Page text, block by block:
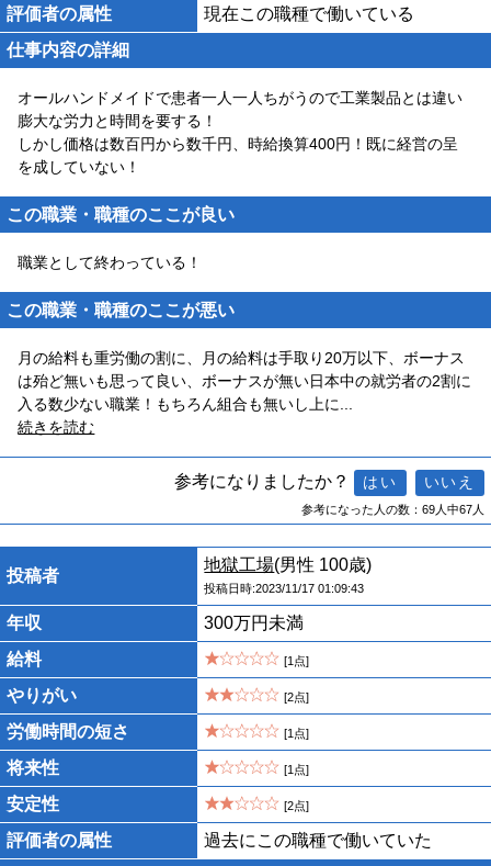
評価者の属性
現在この職種で働いている
仕事内容の詳細
オールハンドメイドで患者一人一人ちがうので工業製品とは違い
膨大な労力と時間を要する！
しかし価格は数百円から数千円、時給換算400円！既に経営の呈
を成していない！
この職業・職種のここが良い
職業として終わっている！
この職業・職種のここが悪い
月の給料も重労働の割に、月の給料は手取り20万以下、ボーナス
は殆ど無いも思って良い、ボーナスが無い日本中の就労者の2割に
入る数少ない職業！もちろん組合も無いし上に
続きを読む
参考になりましたか？
参考になった人の数：69人中67人
投稿者
地獄工場(男性 100歳)
投稿日時:2023/11/17 01:09:43
年収
300万円未満
給料
[1点]
やりがい [2点]
労働時間の短さ [1点]
将来性 [1点]
安定性 [2点]
評価者の属性
過去にこの職種で働いていた